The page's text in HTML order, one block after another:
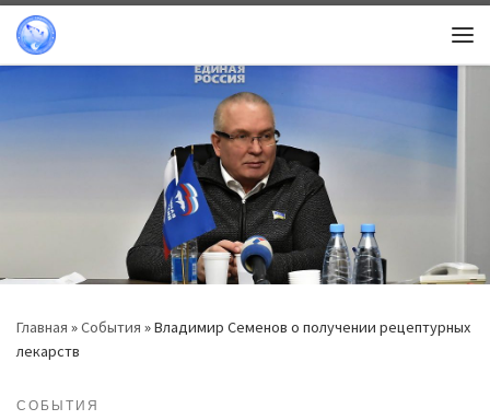
Перейти к содержимому
Главная »События »Владимир Семенов о получении рецептурных
лекарств
СОБЫТИЯ